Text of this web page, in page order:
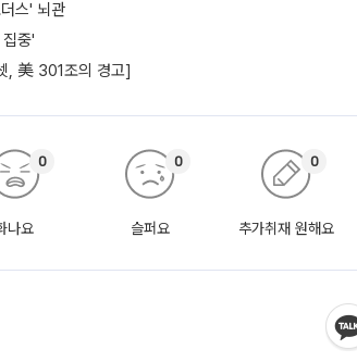
스' 뇌관
중'
, 美 301조의 경고]
나요
0
슬퍼요
0
추가취재 원해요
0